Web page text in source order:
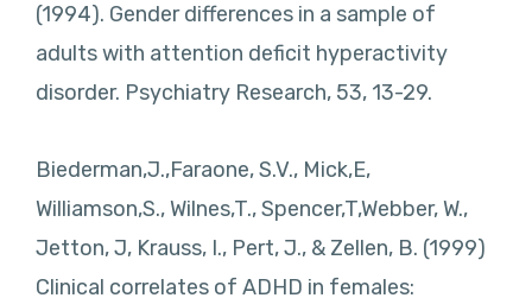
(1994). Gender differences in a sample of
adults with attention deficit hyperactivity
disorder. Psychiatry Research, 53, 13-29.
Biederman,J.,Faraone, S.V., Mick,E,
Williamson,S., Wilnes,T., Spencer,T,Webber, W.,
Jetton, J, Krauss, I., Pert, J., & Zellen, B. (1999)
Clinical correlates of ADHD in females: